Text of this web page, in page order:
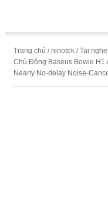
Trang chủ /ninotek /Tai nghe
Chủ Động Baseus Bowie H1
Nearly No-delay Noise-